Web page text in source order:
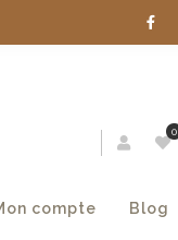
0
compte Blog